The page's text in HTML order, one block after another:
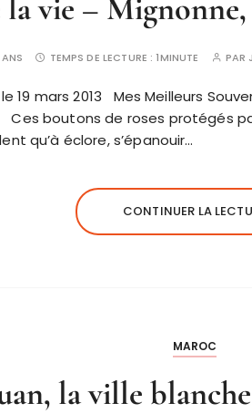
la vie –
TEMPS DE LECTURE :1MINUTE PAR
19 mars 2013 Mes Meilleurs
boutons de roses protégés
qu’à éclore, s’épanouir…
CONTINUER LA
MAROC
la ville